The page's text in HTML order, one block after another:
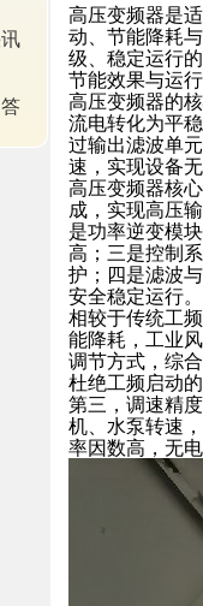
高压变频器是
动、节能降耗
级、稳定运行
节能效果与运
高压变频器的
流电转化为平
过输出滤波单
速，实现设备
高压变频器核
成，实现高压
是功率逆变模
高；三是控制
护；四是滤波
安全稳定运行。
相较于传统工
能降耗，工业
调节方式，综
杜绝工频启动
第三，调速精
机、水泵转速
率因数高，无